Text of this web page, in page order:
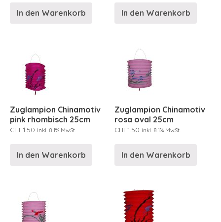
In den Warenkorb In den Warenkorb
Zuglampion Chinamotiv
pink rhombisch 25cm
CHF1.50 inkl. 8.1% MwSt.
In den Warenkorb
Zuglampion Chinamotiv
rosa oval 25cm
CHF1.50 inkl. 8.1% MwSt.
In den Warenkorb